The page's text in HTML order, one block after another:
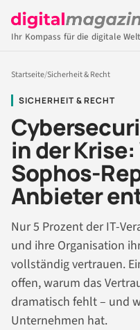
Ihr Kompass für die digitale
Startseite/Sicherheit & Recht
SICHERHEIT & RECHT
in der
Sophos-
Anbieter
Nur 5 Prozent der IT-
und ihre Organisation
vollständig vertrauen.
offen, warum das
dramatisch fehlt – und
Unternehmen hat.